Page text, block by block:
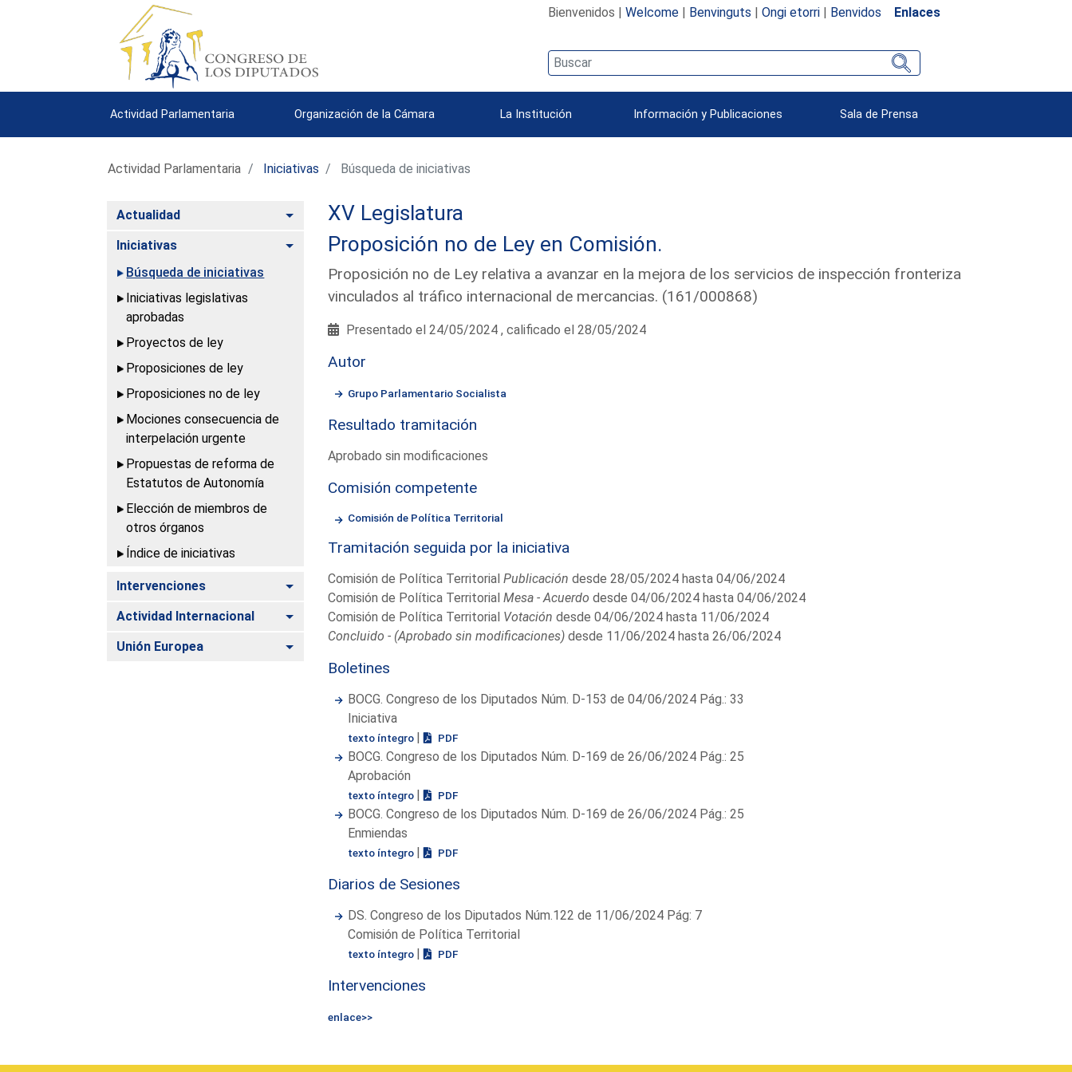
Bienvenidos | Welcome| Benvinguts | Ongi etorri| Benvidos Enlaces
Actividad Parlamentaria Organización de la Cámara La Institución Información y Publicaciones Sala de Prensa
Actividad Parlamentaria Iniciativas Búsqueda de iniciativas
Actualidad Alternar
Iniciativas
Alternar
Búsqueda de iniciativas
Iniciativas legislativas
aprobadas
Proyectos de ley
Proposiciones de ley
Proposiciones no de ley
Mociones consecuencia de
interpelación urgente
Propuestas de reforma de
Estatutos de Autonomía
Elección de miembros de
otros órganos
Índice de iniciativas
Intervenciones Alternar
Actividad Internacional Alternar
Unión Europea Alternar
XV Legislatura
Proposición no de Ley en Comisión.
Proposición no de Ley relativa a avanzar en la mejora de los servicios de inspección fronteriza
vinculados al tráfico internacional de mercancias. (161/000868)
Presentado el 24/05/2024 , calificado el 28/05/2024
Autor
Grupo Parlamentario Socialista
Resultado tramitación
Aprobado sin modificaciones
Comisión competente
Comisión de Política Territorial
Tramitación seguida por la iniciativa
Comisión de Política Territorial Publicación desde 28/05/2024 hasta 04/06/2024
Comisión de Política Territorial Mesa - Acuerdo desde 04/06/2024 hasta 04/06/2024
Comisión de Política Territorial Votación desde 04/06/2024 hasta 11/06/2024
Concluido - (Aprobado sin modificaciones)desde 11/06/2024 hasta 26/06/2024
Boletines
BOCG. Congreso de los Diputados Núm. D-153 de 04/06/2024 Pág.: 33
Iniciativa
texto íntegro | PDF
BOCG. Congreso de los Diputados Núm. D-169 de 26/06/2024 Pág.: 25
Aprobación
texto íntegro | PDF
BOCG. Congreso de los Diputados Núm. D-169 de 26/06/2024 Pág.: 25
Enmiendas
texto íntegro | PDF
Diarios de Sesiones
DS. Congreso de los Diputados Núm.122 de 11/06/2024 Pág: 7
Comisión de Política Territorial
texto íntegro | PDF
Intervenciones
enlace>>